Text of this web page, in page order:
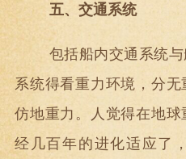
五、交通系统
包括船内交通系统
系统得看重力环境，分
仿地重力。人觉得在地
经几百年的进化适应了